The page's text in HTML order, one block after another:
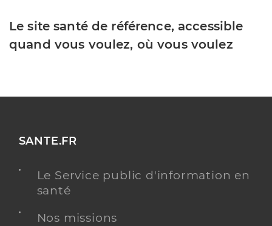
Le site santé de référence, accessible
quand vous voulez, où vous voulez
SANTE.FR
Le Service public d'information en
santé
Nos missions